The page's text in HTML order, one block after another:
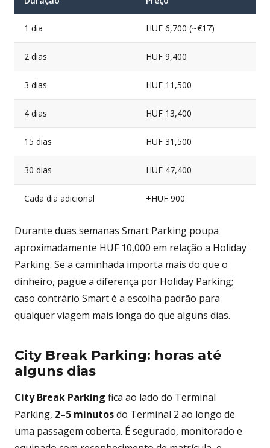
1 dia HUF 6,700 (~€17)
2 dias HUF 9,400
3 dias HUF 11,500
4 dias HUF 13,400
15 dias HUF 31,500
30 dias HUF 47,400
Cada dia adicional +HUF 900
Durante duas semanas Smart Parking poupa
aproximadamente HUF 10,000 em relação a Holiday
Parking. Se a caminhada importa mais do que o
dinheiro, pague a diferença por Holiday Parking;
caso contrário Smart é a escolha padrão para
qualquer viagem mais longa do que alguns dias.
City Break Parking: horas até
alguns dias
City Break Parking fica ao lado do Terminal
Parking, 2–5 minutosdo Terminal 2 ao longo de
uma passagem coberta. É segurado, monitorado e